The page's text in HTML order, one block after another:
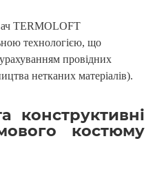
TERMOLOFT
технологією, що
провідних
нетканих матеріалів).
конструктивні
костюму